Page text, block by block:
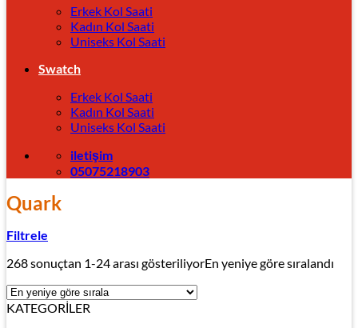
Erkek Kol Saati
Kadın Kol Saati
Uniseks Kol Saati
Swatch
Erkek Kol Saati
Kadın Kol Saati
Uniseks Kol Saati
iletişim
05075218903
Quark
Filtrele
268 sonuçtan 1-24 arası gösteriliyorEn yeniye göre sıralandı
KATEGORİLER